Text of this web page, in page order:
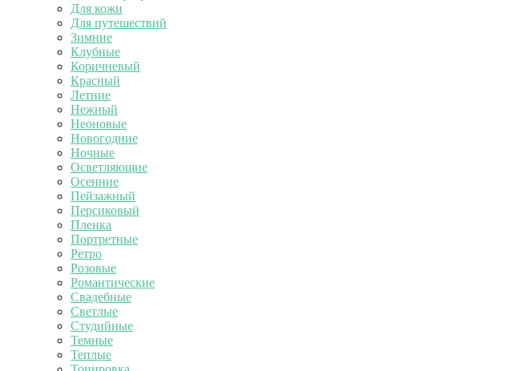
Для кожи
Для путешествий
Зимние
Клубные
Коричневый
Красный
Летние
Нежный
Неоновые
Новогодние
Ночные
Осветляющие
Осенние
Пейзажный
Персиковый
Пленка
Портретные
Ретро
Розовые
Романтические
Свадебные
Светлые
Студийные
Темные
Теплые